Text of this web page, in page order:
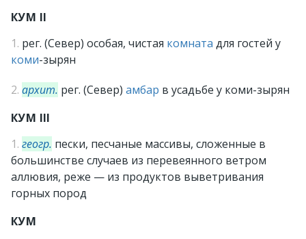
КУМ II
1. рег. (Север) особая, чистая комната для гостей у
коми-зырян
2. архит. рег. (Север) амбар в усадьбе у коми-зырян
КУМ III
1. геогр. пески, песчаные массивы, сложенные в
большинстве случаев из перевеянного ветром
аллювия, реже — из продуктов выветривания
горных пород
КУМ